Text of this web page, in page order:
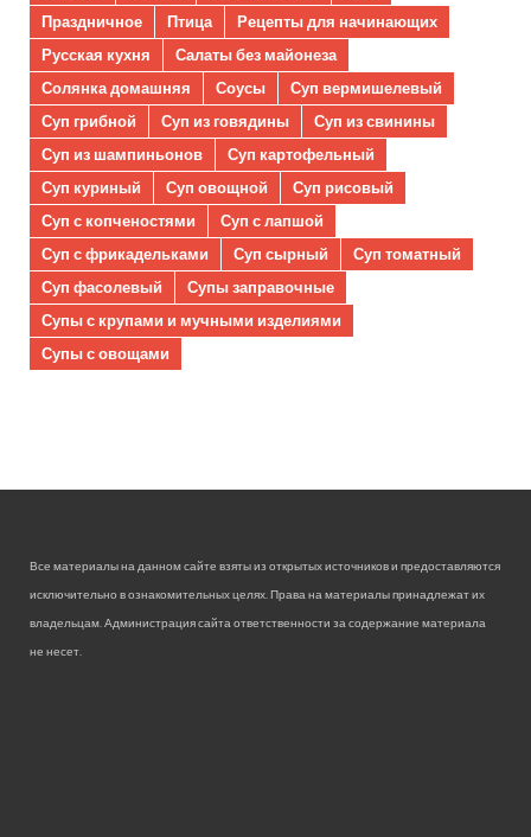
Праздничное
Птица
Рецепты для начинающих
Русская кухня
Салаты без майонеза
Солянка домашняя
Соусы
Суп вермишелевый
Суп грибной
Суп из говядины
Суп из свинины
Суп из шампиньонов
Суп картофельный
Суп куриный
Суп овощной
Суп рисовый
Суп с копченостями
Суп с лапшой
Суп с фрикадельками
Суп сырный
Суп томатный
Суп фасолевый
Супы заправочные
Супы с крупами и мучными изделиями
Супы с овощами
Все материалы на данном сайте взяты из открытых источников и предоставляются
исключительно в ознакомительных целях. Права на материалы принадлежат их
владельцам. Администрация сайта ответственности за содержание материала
не несет.